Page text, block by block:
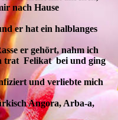
nach Hause
er hat ein halblanges
er gehört, nahm ich
trat Felikat bei und ging
und verliebte mich
Angora, Arba-a,